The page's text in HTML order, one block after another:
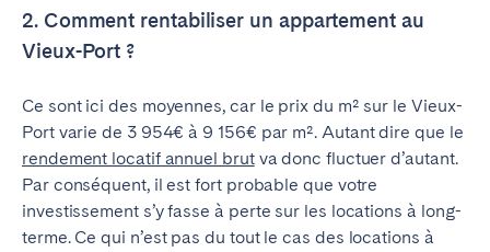
2. Comment rentabiliser un appartement au
Vieux-Port ?
Ce sont ici des moyennes, car le prix du m² sur le Vieux-
Port varie de 3 954€ à 9 156€ par m². Autant dire que le
rendement locatif annuel brutva donc fluctuer d’autant.
Par conséquent, il est fort probable que votre
investissement s’y fasse à perte sur les locations à long-
terme. Ce qui n’est pas du tout le cas des locations à